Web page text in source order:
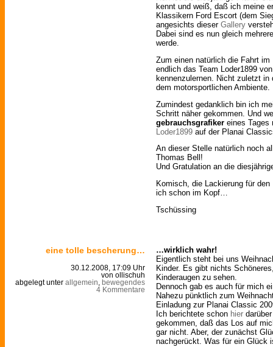
kennt und weiß, daß ich meine
Klassikern Ford Escort (dem
angesichts dieser Gallery
Dabei sind es nun gleich
werde.
Zum einen natürlich die Fahrt
endlich das Team Loder1899
kennenzulernen. Nicht zuletzt in
dem motorsportlichen Ambiente.
Zumindest gedanklich bin ich
Schritt näher gekommen. Und
gebrauchsgrafiker eines Tages
Loder1899 auf der Planai
An dieser Stelle natürlich noch
Thomas Bell!
Und Gratulation an die
Komisch, die Lackierung für
ich schon im Kopf…
Tschüssing
eine tolle bescherung…
30.12.2008, 17:09 Uhr
von ollischuh
abgelegt unter allgemein
bewegendes
4 Kommentare
…wirklich wahr!
Eigentlich steht bei uns
Kinder. Es gibt nichts
Kinderaugen zu sehen.
Dennoch gab es auch für mich
Nahezu pünktlich zum
Einladung zur Planai Classic
Ich berichtete schon hier
gekommen, daß das Los auf
gar nicht. Aber, der zunächst
nachgerückt. Was für ein Glück